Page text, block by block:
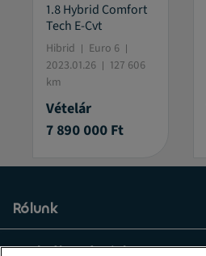
1.8 Hybrid Comfort
Tech E-Cvt
Hibrid
Euro 6
2023.01.26
127 606
km
Vételár
7 890 000 Ft
Rólunk